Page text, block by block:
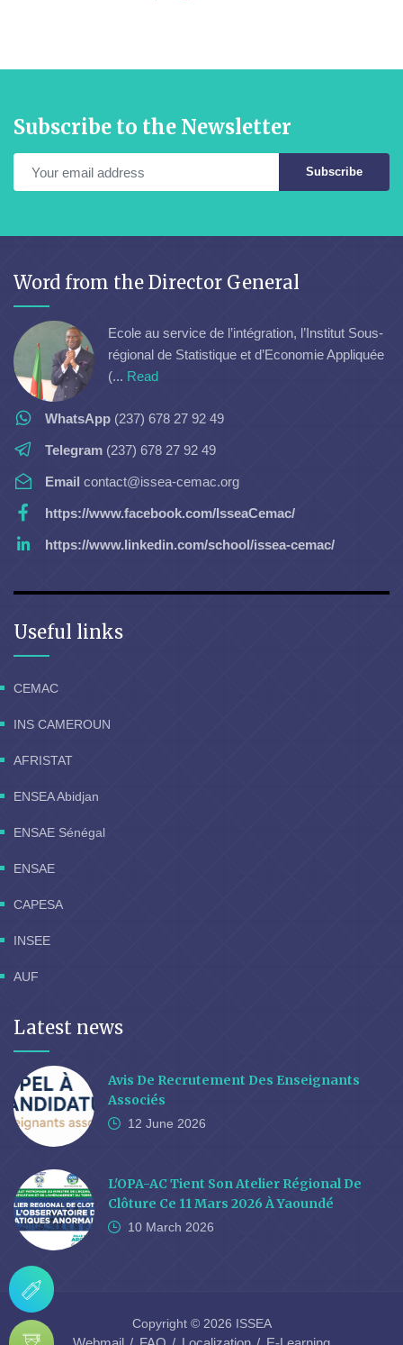
Subscribe to the Newsletter
Subscribe
Word from the Director General
Ecole au service de l’intégration, l’Institut Sous-
régional de Statistique et d’Economie Appliquée
(... Read
WhatsApp (237) 678 27 92 49
Telegram (237) 678 27 92 49
Email contact@issea-cemac.org
https://www.facebook.com/IsseaCemac/
https://www.linkedin.com/school/issea-cemac/
Useful links
CEMAC
INS CAMEROUN
AFRISTAT
ENSEA Abidjan
ENSAE Sénégal
ENSAE
CAPESA
INSEE
AUF
Latest news
Avis De Recrutement Des Enseignants
Associés
12 June 2026
L'OPA-AC Tient Son Atelier Régional De
Clôture Ce 11 Mars 2026 À Yaoundé
10 March 2026
Copyright © 2026 ISSEA